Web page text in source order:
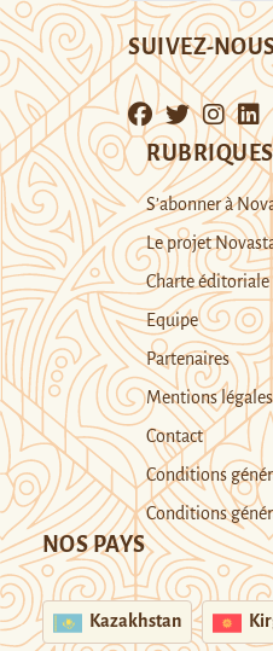
SUIVEZ-
RUBRIQUES
S’abonner à
Le projet
Charte éditoriale
Equipe
Partenaires
Mentions légales
Contact
Conditions
Conditions
NOS PAYS
Kazakhstan